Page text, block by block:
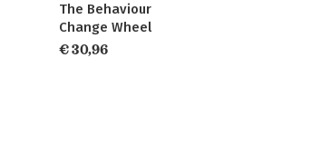
The Behaviour
Change Wheel
€ 30,96